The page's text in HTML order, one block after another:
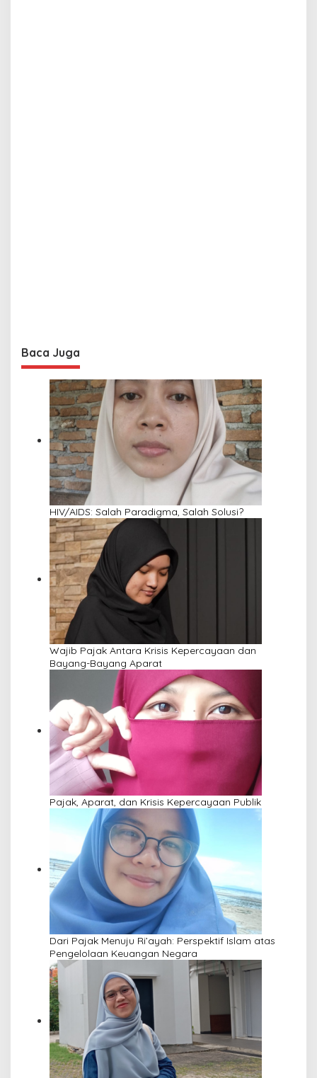
Baca Juga
HIV/AIDS: Salah Paradigma, Salah Solusi?
Wajib Pajak Antara Krisis Kepercayaan dan
Bayang-Bayang Aparat
Pajak, Aparat, dan Krisis Kepercayaan Publik
Dari Pajak Menuju Ri’ayah: Perspektif Islam atas
Pengelolaan Keuangan Negara